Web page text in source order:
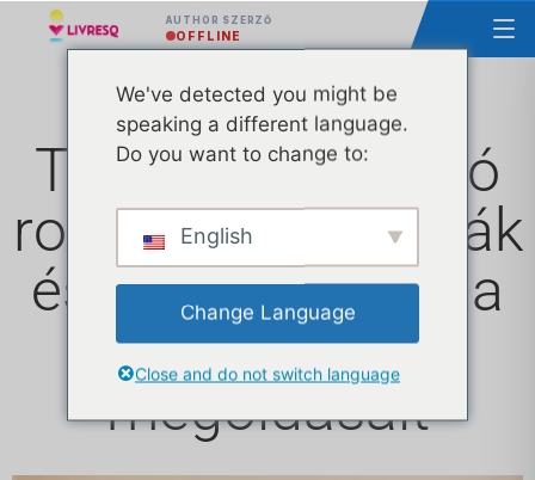
AUTHOR SZERZŐ
OFFLINE
Több mint 2 millió
romániai tanár, diák
és szülő használja
a Microsoft AI
megoldásait
We've detected you might be
speaking a different language.
Do you want to change to:
English
Change Language
Close and do not switch language